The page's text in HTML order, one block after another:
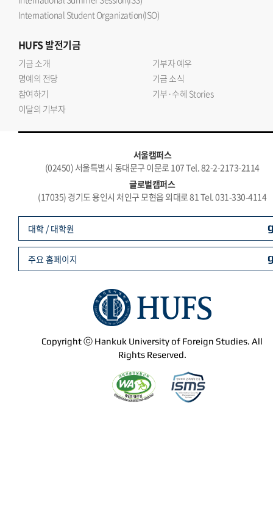
International Student Organization(ISO)
HUFS발전기금
기금 소개
기부자 예우
명예의 전당
기금 소식
참여하기
기부·수혜 Stories
이달의 기부자
서울캠퍼스
(02450) 서울특별시 동대문구 이문로 107 Tel. 82-2-2173-2114
글로벌캠퍼스
(17035) 경기도 용인시 처인구 모현읍 외대로 81 Tel. 031-330-4114
Copyright ⓒ Hankuk University of Foreign Studies. All
Rights Reserved.
대학 / 대학원
주요 홈페이지